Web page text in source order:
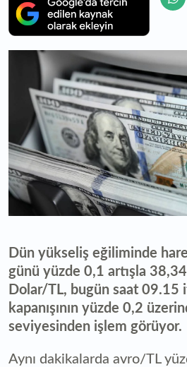
Dün yükseliş eğiliminde
günü yüzde 0,1 artışla
Dolar/TL, bugün saat 09.15
kapanışının yüzde 0,2
seviyesinden işlem görüyor.
Aynı dakikalarda avro/TL